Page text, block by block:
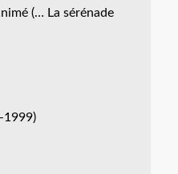
(… La sérénade